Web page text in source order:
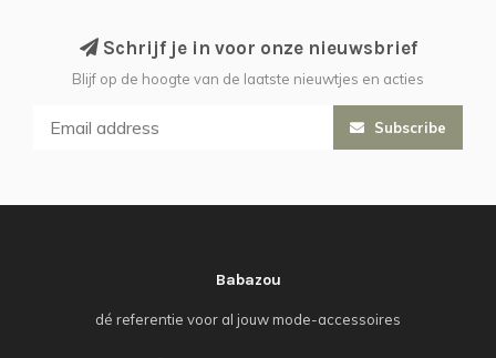
Schrijf je in voor onze nieuwsbrief
Blijf op de hoogte van de laatste nieuwtjes en acties
Subscribe
Babazou
dé referentie voor al jouw mode-accessoires